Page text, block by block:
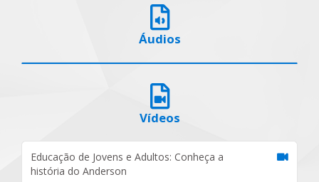
Áudios
Vídeos
Educação de Jovens e Adultos: Conheça a
história do Anderson